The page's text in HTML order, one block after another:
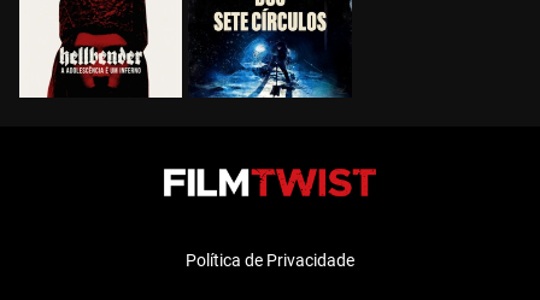
Política de Privacidade